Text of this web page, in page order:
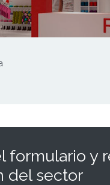
formulario y
del sector